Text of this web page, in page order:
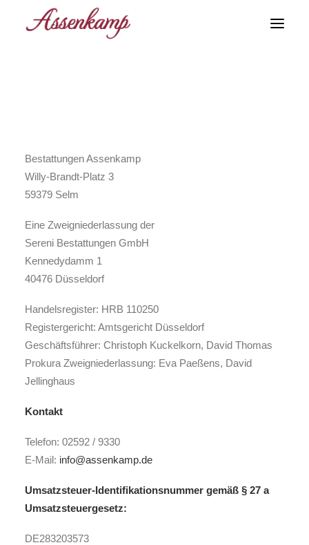
Bestattungen Assenkamp
Willy-Brandt-Platz 3
59379 Selm
Eine Zweigniederlassung der
Sereni Bestattungen GmbH
Kennedydamm 1
40476 Düsseldorf
Handelsregister: HRB 110250
Registergericht: Amtsgericht Düsseldorf
Geschäftsführer: Christoph Kuckelkorn, David Thomas
Prokura Zweigniederlassung: Eva Paeßens, David
Jellinghaus
Kontakt
Telefon: 02592 / 9330
E-Mail: info@assenkamp.de
Umsatzsteuer-Identifikationsnummer gemäß § 27 a
Umsatzsteuergesetz:
DE283203573